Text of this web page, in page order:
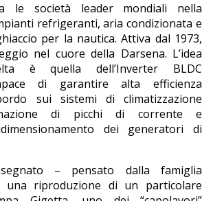
le società leader mondiali nella
refrigeranti, aria condizionata e
per la nautica. Attiva dal 1973,
nel cuore della Darsena. L’idea
è quella dell’Inverter BLDC
di garantire alta efficienza
sui sistemi di climatizzazione
di picchi di corrente e
dei generatori di
– pensato dalla famiglia
una riproduzione di un particolare